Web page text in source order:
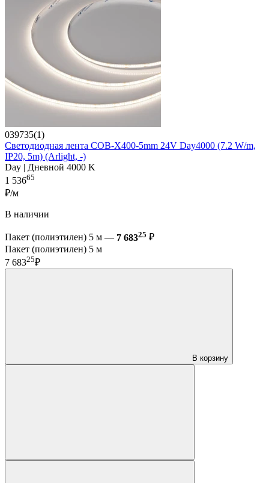
039735(1)
Светодиодная лента COB-X400-5mm 24V Day4000 (7.2 W/m,
IP20, 5m) (Arlight, -)
Day | Дневной 4000 K
1 53665
₽/м
В наличии
Пакет (полиэтилен) 5 м — 7 68325 ₽
Пакет (полиэтилен) 5 м
7 68325₽
В корзину